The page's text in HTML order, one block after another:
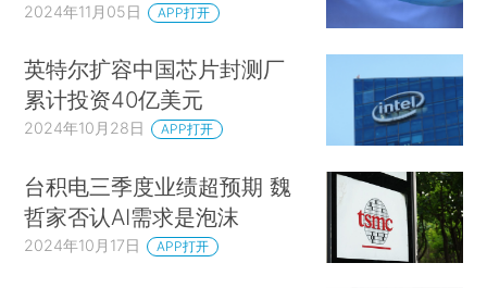
2024年11月05日 APP打开
英特尔扩容中国芯片封测厂
累计投资40亿美元
2024年10月28日 APP打开
台积电三季度业绩超预期 魏
哲家否认AI需求是泡沫
2024年10月17日 APP打开